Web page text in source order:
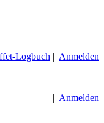
Logbuch | Anmelden
| Anmelden